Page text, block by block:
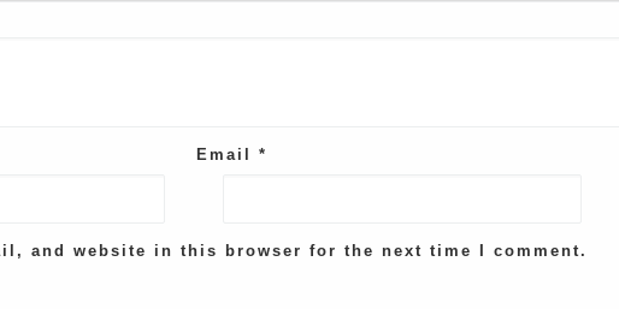
Email *
and website in this browser for the next time I comment.